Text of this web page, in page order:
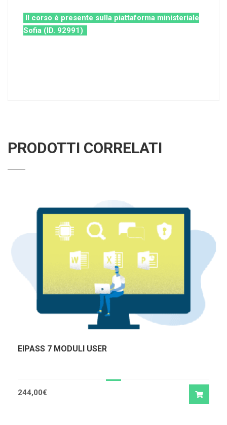
Il corso è presente sulla piattaforma ministeriale
Sofia (ID. 92991)
PRODOTTI CORRELATI
EIPASS 7 MODULI USER
244,00€